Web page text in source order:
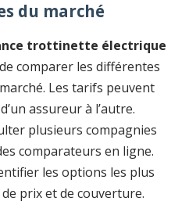
du marché
trottinette électrique
comparer les différentes
Les tarifs peuvent
assureur à l’autre.
plusieurs compagnies
comparateurs en ligne.
les options les plus
prix et de couverture.